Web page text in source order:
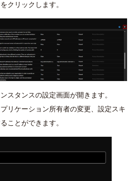
クリックします。
スタンスの設定画面が開きます。
リケーション所有者の変更、設定スキ
ことができます。